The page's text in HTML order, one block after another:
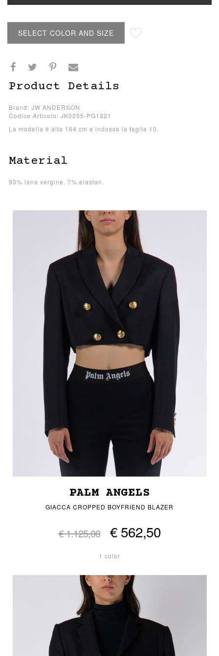
SELECT COLOR AND SIZE
Product Details
Brand: JW ANDERSON
Codice Articolo: JK0255-PG1321
La modella è alta 164 cm e indossa la taglia 10.
Material
93% lana vergine, 7% elastan.
PALM ANGELS
GIACCA CROPPED BOYFRIEND BLAZER
€ 1.125,00 € 562,50
1 color